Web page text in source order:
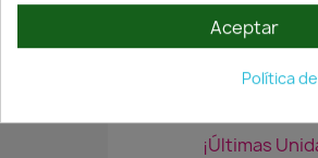
¡Últimas
Aceptar
Política